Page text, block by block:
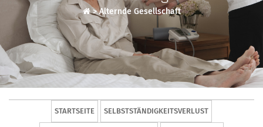
>Alternde Gesellschaft
STARTSEITE SELBSTSTÄNDIGKEITSVERLUST